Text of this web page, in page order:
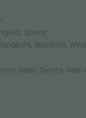
Spinat
Blattkohl,
Mais, Gerste, Reis,